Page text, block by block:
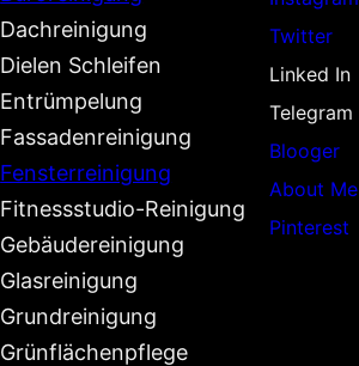
Dachreinigung
Dielen Schleifen
Entrümpelung
Fassadenreinigung
Fensterreinigung
Fitnessstudio-Reinigung
Gebäudereinigung
Glasreinigung
Grundreinigung
Grünflächenpflege
Twitter
Linked In
Telegram
Blooger
About Me
Pinterest